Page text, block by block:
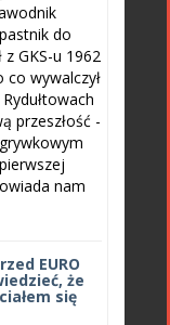
do
GKS-u 1962
co wywalczył
przeszłość -
nam
EURO
że
się